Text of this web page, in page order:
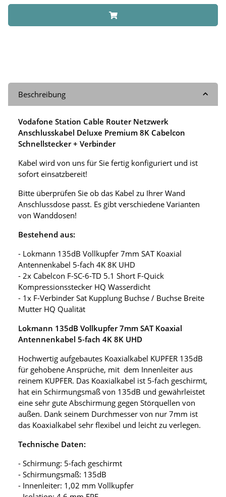
Beschreibung
Vodafone Station Cable Router Netzwerk
Anschlusskabel Deluxe Premium 8K Cabelcon
Schnellstecker + Verbinder
Kabel wird von uns für Sie fertig konfiguriert und ist
sofort einsatzbereit!
Bitte überprüfen Sie ob das Kabel zu Ihrer Wand
Anschlussdose passt. Es gibt verschiedene Varianten
von Wanddosen!
Bestehend aus:
- Lokmann 135dB Vollkupfer 7mm SAT Koaxial
Antennenkabel 5-fach 4K 8K UHD
- 2x Cabelcon F-SC-6-TD 5.1 Short F-Quick
Kompressionsstecker HQ Wasserdicht
- 1x F-Verbinder Sat Kupplung Buchse / Buchse Breite
Mutter HQ Qualität
Lokmann 135dB Vollkupfer 7mm SAT Koaxial
Antennenkabel 5-fach 4K 8K UHD
Hochwertig aufgebautes Koaxialkabel KUPFER 135dB
für gehobene Ansprüche, mit dem Innenleiter aus
reinem KUPFER. Das Koaxialkabel ist 5-fach geschirmt,
hat ein Schirmungsmaß von 135dB und gewährleistet
eine sehr gute Abschirmung gegen Störquellen von
außen. Dank seinem Durchmesser von nur 7mm ist
das Koaxialkabel sehr flexibel und leicht zu verlegen.
Technische Daten:
- Schirmung: 5-fach geschirmt
- Schirmungsmaß: 135dB
- Innenleiter: 1,02 mm Vollkupfer